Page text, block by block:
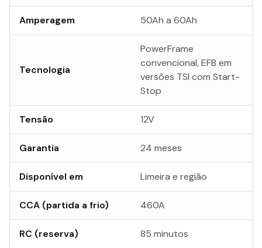
Amperagem 50Ah a 60Ah
Tecnologia
PowerFrame
convencional, EFB em
versões TSI com Start-
Stop
Tensão 12V
Garantia 24 meses
Disponível em Limeira e região
CCA (partida a frio) 460A
RC (reserva) 85 minutos